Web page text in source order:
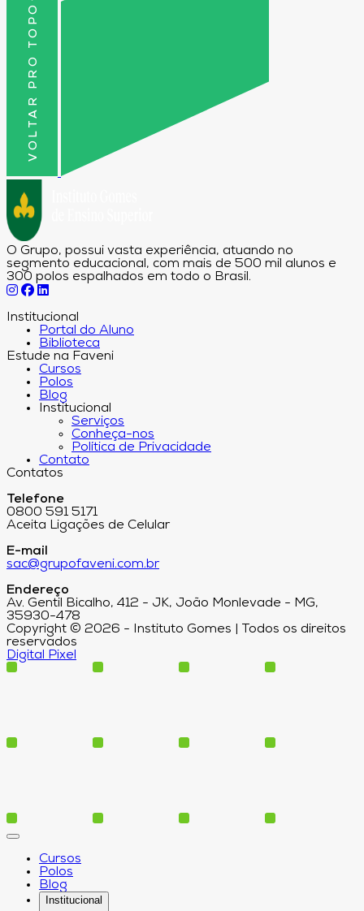
VOLTAR PRO TOPO
O Grupo, possui vasta experiência, atuando no
segmento educacional, com mais de 500 mil alunos e
300 polos espalhados em todo o Brasil.
Institucional
Portal do Aluno
Biblioteca
Estude na Faveni
Cursos
Polos
Blog
Institucional
Serviços
Conheça-nos
Política de Privacidade
Contato
Contatos
Telefone
0800 591 5171
Aceita Ligações de Celular
E-mail
sac@grupofaveni.com.br
Endereço
Av. Gentil Bicalho, 412 - JK, João Monlevade - MG,
35930-478
Copyright © 2026 - Instituto Gomes | Todos os direitos
reservados
Digital Pixel
Cursos
Polos
Blog
Institucional